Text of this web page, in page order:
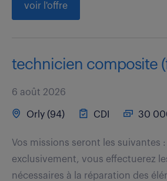
voir l'offre
technicien composite
6 août 2026
Orly (94) CDI 30
Vos missions seront les suivantes
exclusivement, vous effectuerez
nécessaires à la réparation des